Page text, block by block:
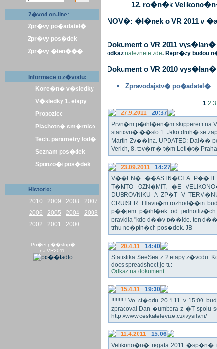
Z�vod on-line:
Zpr�vy po�adatel�
Zpr�vy pos�dek
Zpr�vy �ten���
Informace o z�vodu:
Kone�n� v�sledky
V�sledky 1. etapy
Propozice
Plachetn� sm�rnice
Tech. parametry lod�
Seznam pos�dek
Sponzo�i pos�dek
Historie:
2010
2009 2008
2007
2006
2005 2004
2003
2002
2001 2000
Po�et p��stup�
na VR2011:
12. ro�n�k
NOV�: �l�nek o VR 2011 v
Dokument o VR 2011
odkaz naleznete zde. Repr�zy budou
Dokument o VR 2010
Zpravodajstv� po�adatel�
1 2 3
27.9.2011
20:37
Prvn�m p�ihl�en�m skipperem na
startovn� ��slo 1. Jako druh� se
Martin Zv��ina. UPDATED: Dal��
Verich, 8. tov�rn� t�m Leti�t� Praha
23.09.2011
14:27
V��EN� ��ASTN�CI A
T�MTO OZN�MIT, �E
DUBROVNIKU A ZP�T V
CRUISER. Hlavn�m rozhod��m
p��jem p�ihl�ek od
pravidla "kdo d��v p��jde, ten
trhu ne�pln�ch pos�dek. JB
20.4.11
14:40
Statistika SeeSea z 2.etapy z�vodu.
docs spreadsheet je tu:
Odkaz na dokument
15.4.11
19:30
!!!!!!!!!! Ve st�edu 20.4.11 v 15:00
zpracoval Dan �umbera z �T spolu
http://www.ceskatelevize.cz/ivysilani/
11.4.2011
15:06
Velikono�n� regata 2011 �sp�n�